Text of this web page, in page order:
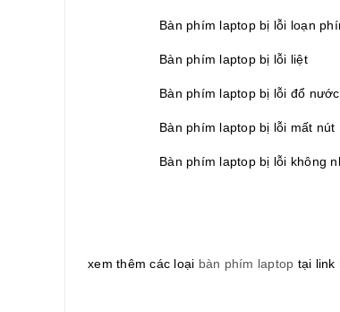
Bàn phím laptop bị lỗi loạn
Bàn phím laptop bị lỗi liệt
Bàn phím laptop bị lỗi đổ
Bàn phím laptop bị lỗi mất
Bàn phím laptop bị lỗi không
xem thêm các loại bàn phím laptop tại link